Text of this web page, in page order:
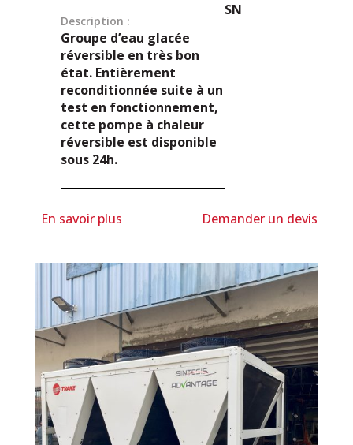
SN
Description :
Groupe d’eau glacée
réversible en très bon
état. Entièrement
reconditionnée suite à un
test en fonctionnement,
cette pompe à chaleur
réversible est disponible
sous 24h.
En savoir plus Demander un devis